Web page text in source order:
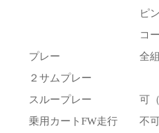
ピ
コ
プレー
全
２サムプレー
スループレー
可
乗用カートFW走行
不